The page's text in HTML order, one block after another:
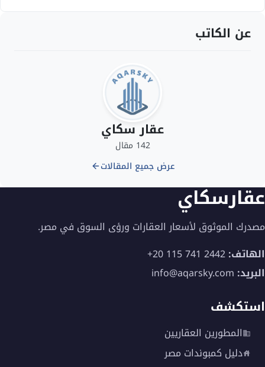
عن الكاتب
عقار سكاي
142 مقال
عرض جميع المقالات
عقارسكاي
مصدرك الموثوق لأسعار العقارات ورؤى السوق في مصر.
الهاتف:+20 115 741 2442
البريد: info@aqarsky.com
استكشف
المطورين العقاريين
دليل كمبوندات مصر